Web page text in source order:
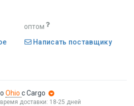
оптом
Написать поставщику
Ohio с Cargo
доставки: 18-25 дней